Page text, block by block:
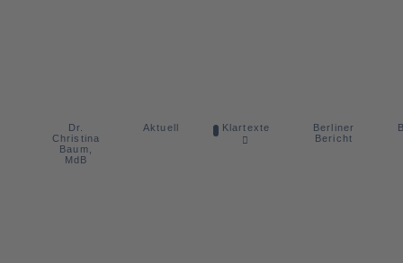
Dr.
Christina
Baum,
MdB
Aktuell Klartexte
Berliner
Bericht